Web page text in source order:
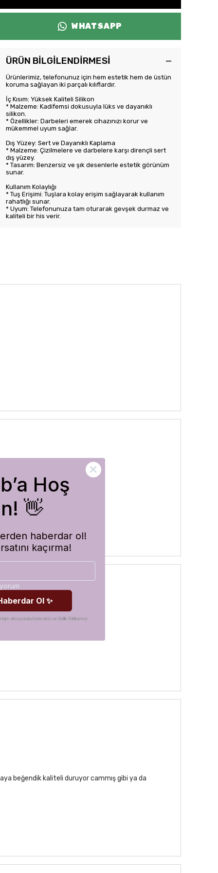
WHATSAPP
ÜRÜN BİLGİLENDİRMESİ
Ürünlerimiz, telefonunuz için hem estetik hem de üstün
koruma sağlayan iki parçalı kılıflardır.
İç Kısım: Yüksek Kaliteli Silikon
* Malzeme: Kadifemsi dokusuyla lüks ve dayanıklı
silikon.
* Özellikler: Darbeleri emerek cihazınızı korur ve
mükemmel uyum sağlar.
Dış Yüzey: Sert ve Dayanıklı Kaplama
* Malzeme: Çizilmelere ve darbelere karşı dirençli sert
dış yüzey.
* Tasarım: Benzersiz ve şık desenlerle estetik görünüm
sunar.
Kullanım Kolaylığı
* Tuş Erişimi: Tuşlara kolay erişim sağlayarak kullanım
rahatlığı sunar.
* Uyum: Telefonunuza tam oturarak gevşek durmaz ve
kaliteli bir his verir.
beğendik kaliteli duruyor cammış gibi ya da
Hoş
👋
haberdar ol!
kaçırma!
Ol ✨
almayı kabul edersiniz ve Gizlilik Politikamızı